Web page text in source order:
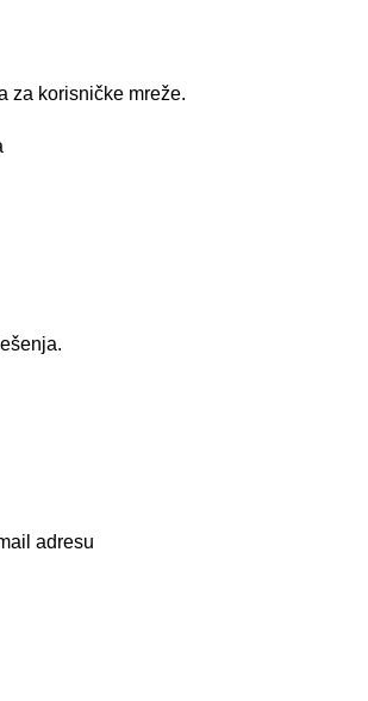
za korisničke mreže.
adresu